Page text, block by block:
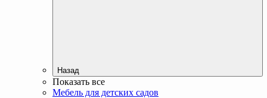
Назад
Показать все
Мебель для детских садов